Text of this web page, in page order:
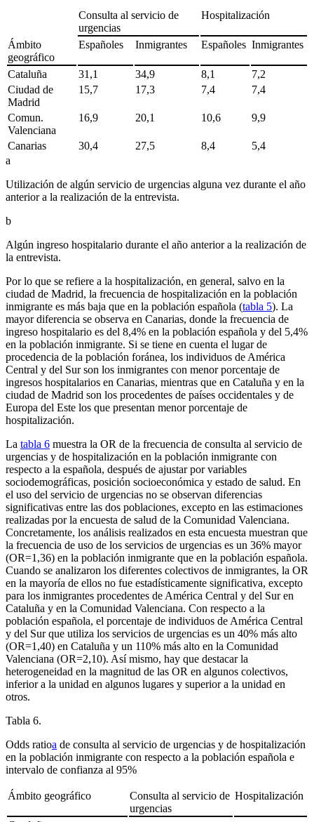
Consulta al servicio de
urgencias
Hospitalización
Ámbito
geográfico
Españoles Inmigrantes Españoles Inmigrantes
Cataluña 31,1 34,9 8,1
7,2
Ciudad de
Madrid
15,7 17,3 7,4 7,4
Comun.
Valenciana
16,9 20,1 10,6 9,9
Canarias 30,4 27,5 8,4
5,4
a
Utilización de algún servicio de urgencias alguna vez durante el año
anterior a la realización de la entrevista.
b
Algún ingreso hospitalario durante el año anterior a la realización de
la entrevista.
Por lo que se refiere a la hospitalización, en general, salvo en la
ciudad de Madrid, la frecuencia de hospitalización en la población
inmigrante es más baja que en la población española (tabla 5). La
mayor diferencia se observa en Canarias, donde la frecuencia de
ingreso hospitalario es del 8,4% en la población española y del 5,4%
en la población inmigrante. Si se tiene en cuenta el lugar de
procedencia de la población foránea, los individuos de América
Central y del Sur son los inmigrantes con menor porcentaje de
ingresos hospitalarios en Canarias, mientras que en Cataluña y en la
ciudad de Madrid son los procedentes de países occidentales y de
Europa del Este los que presentan menor porcentaje de
hospitalización.
La tabla 6 muestra la OR de la frecuencia de consulta al servicio de
urgencias y de hospitalización en la población inmigrante con
respecto a la española, después de ajustar por variables
sociodemográficas, posición socioeconómica y estado de salud. En
el uso del servicio de urgencias no se observan diferencias
significativas entre las dos poblaciones, excepto en las estimaciones
realizadas por la encuesta de salud de la Comunidad Valenciana.
Concretamente, los análisis realizados en esta encuesta muestran que
la frecuencia de uso de los servicios de urgencias es un 36% mayor
(OR=1,36) en la población inmigrante que en la población española.
Cuando se analizaron los diferentes colectivos de inmigrantes, la OR
en la mayoría de ellos no fue estadísticamente significativa, excepto
para los inmigrantes procedentes de América Central y del Sur en
Cataluña y en la Comunidad Valenciana. Con respecto a la
población española, el porcentaje de individuos de América Central
y del Sur que utiliza los servicios de urgencias es un 40% más alto
(OR=1,40) en Cataluña y un 110% más alto en la Comunidad
Valenciana (OR=2,10). Así mismo, hay que destacar la
heterogeneidad en la magnitud de las OR en algunos colectivos,
inferior a la unidad en algunos lugares y superior a la unidad en
otros.
Tabla 6.
Odds ratioa de consulta al servicio de urgencias y de hospitalización
en la población inmigrante con respecto a la población española e
intervalo de confianza al 95%
Ámbito geográfico
Consulta al servicio de
urgencias
Hospitalización